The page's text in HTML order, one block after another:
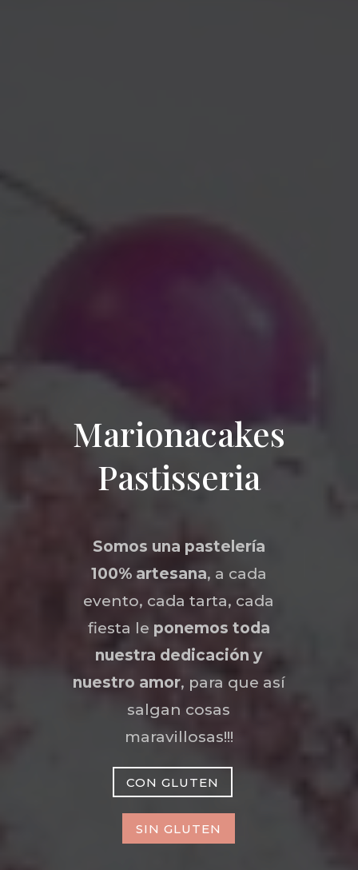
Marionacakes
Pastisseria
Somos una pastelería
100% artesana, a cada
evento, cada tarta, cada
fiesta le ponemos toda
nuestra dedicación y
nuestro amor, para que así
salgan cosas
maravillosas!!!
CON GLUTEN
SIN GLUTEN